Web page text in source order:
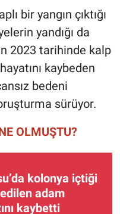
bir yangın çıktığı
yandığı da
2023 tarihinde kalp
kaybeden
bedeni
sürüyor.
OLMUŞTU?
kolonya içtiği
adam
kaybetti